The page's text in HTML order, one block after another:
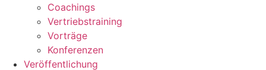
Coachings
Vertriebstraining
Vorträge
Konferenzen
Veröffentlichung